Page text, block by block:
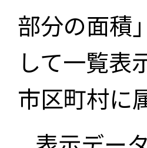
部分の面積
して一覧表
市区町村に